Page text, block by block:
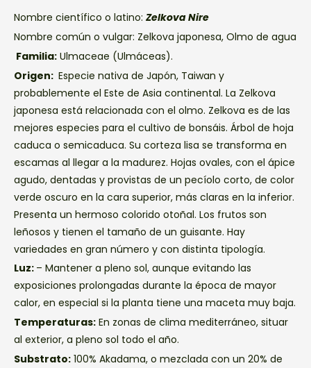
Nombre científico o latino: Zelkova Nire
Nombre común o vulgar: Zelkova japonesa, Olmo de agua
Familia: Ulmaceae (Ulmáceas).
Origen: Especie nativa de Japón, Taiwan y
probablemente el Este de Asia continental. La Zelkova
japonesa está relacionada con el olmo. Zelkova es de las
mejores especies para el cultivo de bonsáis. Árbol de hoja
caduca o semicaduca. Su corteza lisa se transforma en
escamas al llegar a la madurez. Hojas ovales, con el ápice
agudo, dentadas y provistas de un pecíolo corto, de color
verde oscuro en la cara superior, más claras en la inferior.
Presenta un hermoso colorido otoñal. Los frutos son
leñosos y tienen el tamaño de un guisante. Hay
variedades en gran número y con distinta tipología.
Luz: – Mantener a pleno sol, aunque evitando las
exposiciones prolongadas durante la época de mayor
calor, en especial si la planta tiene una maceta muy baja.
Temperaturas: En zonas de clima mediterráneo, situar
al exterior, a pleno sol todo el año.
Substrato: 100% Akadama, o mezclada con un 20% de